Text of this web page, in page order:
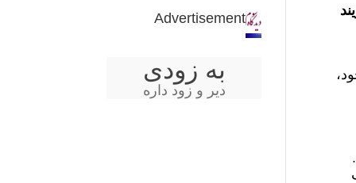
Advertisement
به زودی
دیر و زود داره